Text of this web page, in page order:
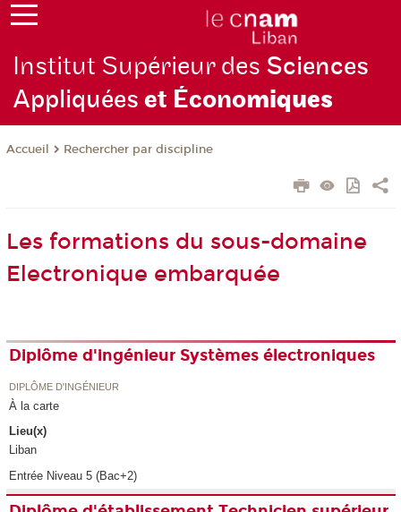
Institut Supérieur des Sciences
Appliquéeset Économiques
Accueil Rechercher par discipline
Les formations du sous-domaine
Electronique embarquée
Diplôme d'ingénieur Systèmes électroniques
DIPLÔME D'INGÉNIEUR
À la carte
Lieu(x)
Liban
Entrée Niveau 5 (Bac+2)